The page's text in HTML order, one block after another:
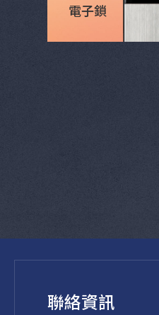
電子鎖
聯絡資訊